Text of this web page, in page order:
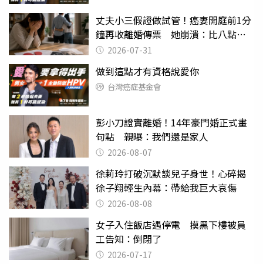
丈夫小三假證做試管！癌妻開庭前1分
鐘再收離婚傳票 她崩潰：比八點檔
還扯2026-07-31
做到這點才有資格說愛你
台灣癌症基金會
彭小刀證實離婚！14年豪門婚正式畫
句點 親曝：我們還是家人
2026-08-07
徐莉玲打破沉默談兒子身世！心碎揭
徐子翔輕生內幕：帶給我巨大哀傷
2026-08-08
女子入住飯店遇停電 摸黑下樓被員
工告知：倒閉了
2026-07-17